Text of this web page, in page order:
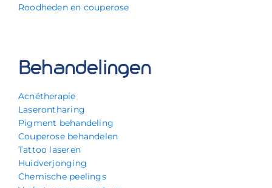
Roodheden en couperose
Behandelingen
Acnétherapie
Laserontharing
Pigment behandeling
Couperose behandelen
Tattoo laseren
Huidverjonging
Chemische peelings